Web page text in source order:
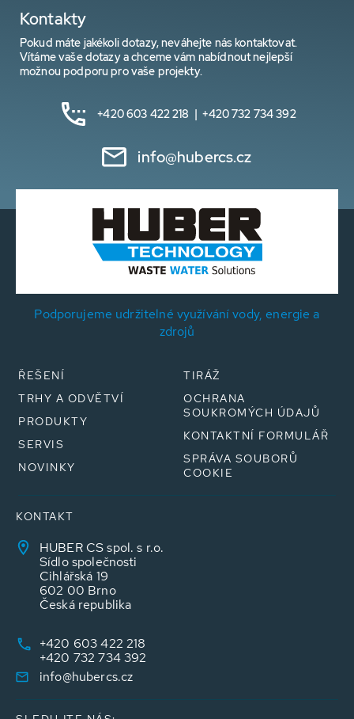
Kontakty
Pokud máte jakékoli dotazy, neváhejte nás kontaktovat.
Vítáme vaše dotazy a chceme vám nabídnout nejlepší
možnou podporu pro vaše projekty.
+420 603 422 218 | +420 732 734 392
info@hubercs.cz
Podporujeme udržitelné využívání vody, energie a
zdrojů
ŘEŠENÍ
TRHY A ODVĚTVÍ
PRODUKTY
SERVIS
NOVINKY
TIRÁŽ
OCHRANA
SOUKROMÝCH ÚDAJŮ
KONTAKTNÍ FORMULÁŘ
SPRÁVA SOUBORŮ
COOKIE
KONTAKT
HUBER CS spol. s r.o.
Sídlo společnosti
Cihlářská 19
602 00 Brno
Česká republika
+420 603 422 218
+420 732 734 392
info@hubercs.cz